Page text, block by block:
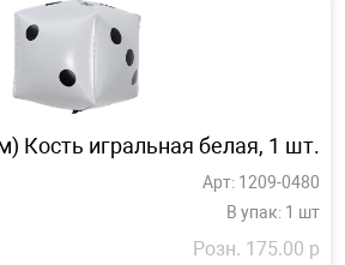
Кость игральная белая, 1 шт.
Арт: 1209-0480
В упак: 1 шт
Розн. 175.00 р